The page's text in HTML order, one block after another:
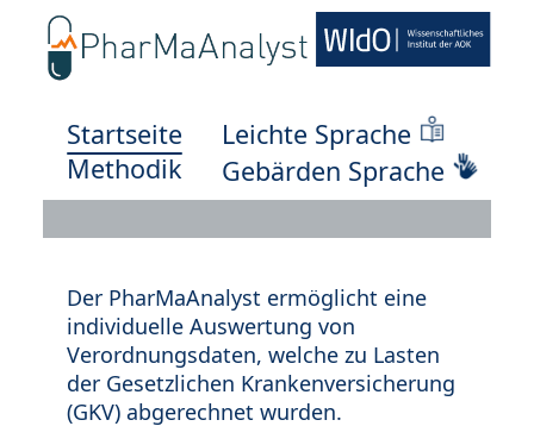
Startseite
Methodik
Leichte Sprache
Gebärden Sprache
Der PharMaAnalyst ermöglicht eine
individuelle Auswertung von
Verordnungsdaten, welche zu Lasten
der Gesetzlichen Krankenversicherung
(GKV) abgerechnet wurden.